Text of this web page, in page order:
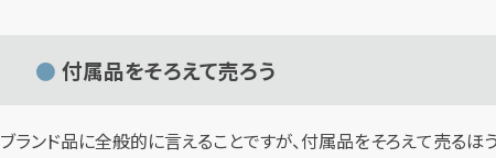
付属品をそろえて売ろう
ブランド品に全般的に言えることですが、付属品をそろえて売るほ